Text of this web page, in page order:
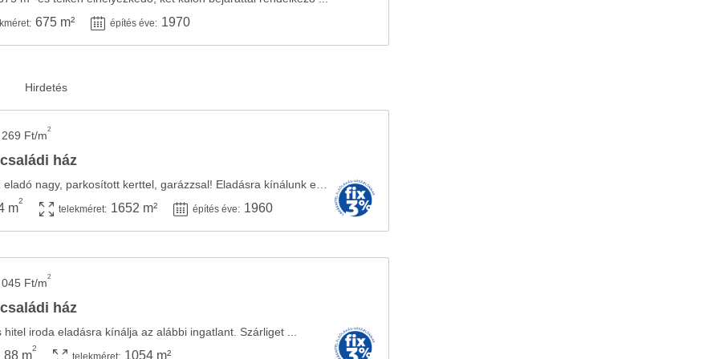
675 m² építés éve: 1970
Ft/m2
ház
m
2
telekméret: 1652 m² építés éve: 1960
Ft/m2
ház
iroda eladásra kínálja az alábbi ingatlant. Szárliget ...
88 m
2
telekméret: 1054 m²